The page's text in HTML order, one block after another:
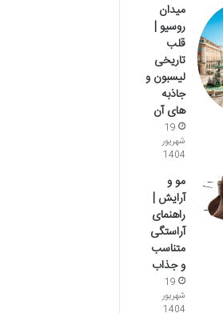
میدان
روسیو |
قلب
تاریخی
لیسبون و
جاذبه
های آن
19
شهریور
1404
مو و
آرایش |
راهنمای
آراستگی
متناسب
و جذاب
19
شهریور
1404